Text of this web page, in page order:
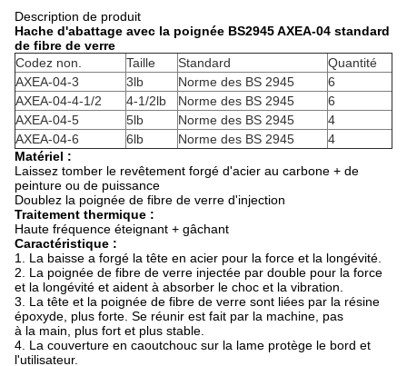
Description de produit
Hache d'abattage avec la poignée BS2945 AXEA-04 standard
de fibre de verre
Codez non.
Taille Standard
Quantité
AXEA-04-3
3lb Norme des BS 2945
6
AXEA-04-4-1/2
4-1/2lb Norme des BS 2945
6
AXEA-04-5
5lb Norme des BS 2945
4
AXEA-04-6
6lb Norme des BS 2945
4
Matériel :
Laissez tomber le revêtement forgé d'acier au carbone + de
peinture ou de puissance
Doublez la poignée de fibre de verre d'injection
Traitement thermique :
Haute fréquence éteignant + gâchant
Caractéristique :
1. La baisse a forgé la tête en acier pour la force et la longévité.
2. La poignée de fibre de verre injectée par double pour la force
et la longévité et aident à absorber le choc et la vibration.
3. La tête et la poignée de fibre de verre sont liées par la résine
époxyde, plus forte. Se réunir est fait par la machine, pas
à la main, plus fort et plus stable.
4. La couverture en caoutchouc sur la lame protège le bord et
l'utilisateur.